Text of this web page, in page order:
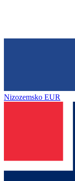
Nizozemsko EUR